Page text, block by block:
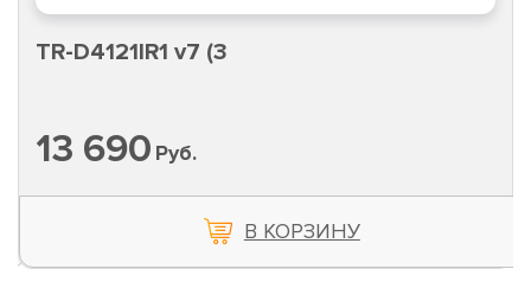
TR-D4121IR1 v7 (3
13 690 Руб.
В КОРЗИНУ